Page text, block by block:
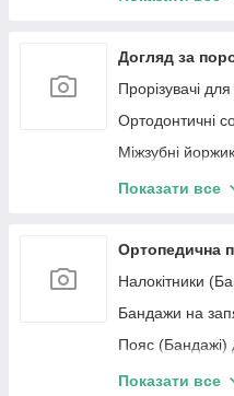
Догляд за
Прорізувачі для
Ортодонтичні
Міжзубні
Скребки для
Зубні щітки для
Догляд за
Іригатори та
Ополіскувач
Показати все
Ортопедична
Налокітники
Бандажи на
Пояс (Бандажі)
Бандажи на
Показати все